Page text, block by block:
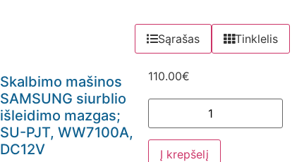
Sąrašas Tinklelis
Skalbimo mašinos
SAMSUNG siurblio
išleidimo mazgas;
SU-PJT, WW7100A,
DC12V
110.00€
Į krepšelį